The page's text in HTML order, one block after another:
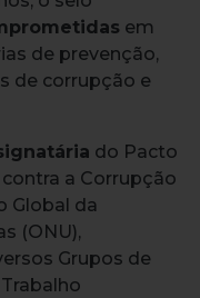
em
de prevenção,
de corrupção e
do Pacto
a Corrupção
Global da
(ONU),
Grupos de